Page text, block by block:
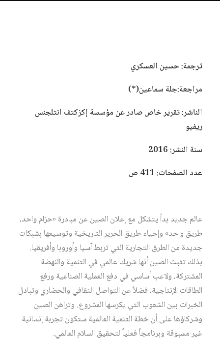
ترجمة: حسين العسكري
مراجعة:جلة سماعين(*)
الناشر: تقرير خاص صادر عن مؤسسة إكزكتف انتلجنس
ريفيو
سنة النشر: 2016
عدد الصفحات: 411 ص
عالم جديد بدأ يتشكل مع إعلان الصين عن مبادرة «حزام واحد،
طريق واحد» وإحياء طريق الحرير التاريخية وتوسيعها بشبكات
جديدة من الطرق التجارية التي تربط آسيا وأوروبا وأفريقيا.
بذلك تثبت الصين أنها شريك عالمي في التنمية والنهضة
المشتركة، ولاعب أساسي في دفع العملية الصناعية ورفع
الطاقات الإنتاجية، فضلاً عن التواصل الثقافي والحضاري وتبادل
الخبرات بين الشعوب التي يكرسها المشروع. وتراهن الصين
وشركاؤها على أن خطة التنمية العالمية ستكون تجربة إنسانية
غير مسبوقة وبرنامجاً فعلياً لتحقيق السلام العالمي.